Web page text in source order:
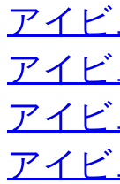
アイ
アイ
アイ
アイ